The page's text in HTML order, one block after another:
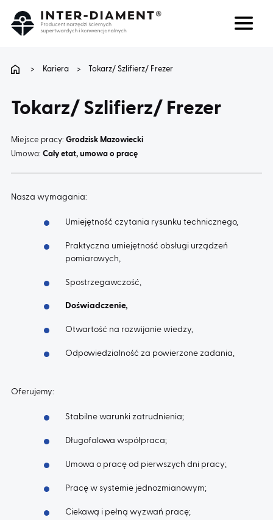
AKTUALNOŚCI
> Kariera > Tokarz/ Szlifierz/ Frezer
Tokarz/ Szlifierz/ Frezer
Miejsce pracy: Grodzisk Mazowiecki
Umowa: Cały etat, umowa o pracę
Nasza wymagania:
Umiejętność czytania rysunku technicznego,
Praktyczna umiejętność obsługi urządzeń
pomiarowych,
Spostrzegawczość,
Doświadczenie,
Otwartość na rozwijanie wiedzy,
Odpowiedzialność za powierzone zadania,
Oferujemy:
Stabilne warunki zatrudnienia;
Długofalowa współpraca;
Umowa o pracę od pierwszych dni pracy;
Pracę w systemie jednozmianowym;
Ciekawą i pełną wyzwań pracę;